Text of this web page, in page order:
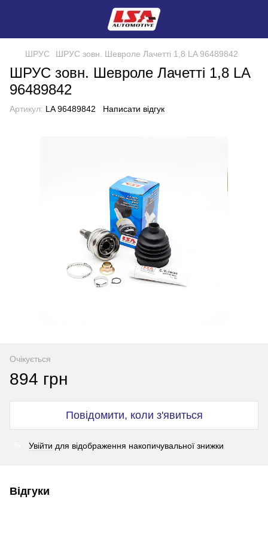
ШРУС ШРУС зовн. Шевроле Лачеттi 1,8 LA 96489842
ШРУС зовн. Шевроле Лачеттi 1,8 LA
96489842
Артикул: LA 96489842 Написати відгук
Очікується
894 грн
Повідомити, коли з'явиться
Увійти для відображення накопичувальної знижки
Відгуки